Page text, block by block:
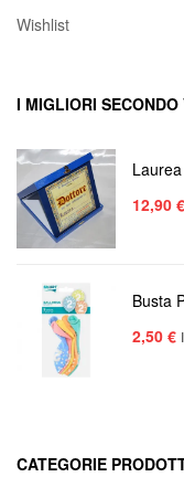
Wishlist
I MIGLIORI SECONDO
12,90 €
Busta
2,50 €
CATEGORIE